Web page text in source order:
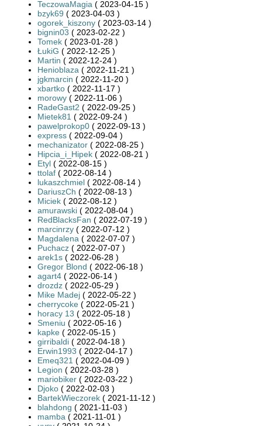
TeczowaMagia ( 2023-04-15 )
bzyk69 ( 2023-04-03 )
ogorek_kiszony ( 2023-03-14 )
bignin03 ( 2023-02-22 )
Tomek ( 2023-01-28 )
ŁukiG ( 2022-12-25 )
Martin ( 2022-12-24 )
Henioblaza ( 2022-11-21 )
jgkmarcin ( 2022-11-20 )
xbartko ( 2022-11-17 )
morowy ( 2022-11-06 )
RadeGast2 ( 2022-09-25 )
Mietek81 ( 2022-09-24 )
pawelprokop0 ( 2022-09-13 )
express ( 2022-09-04 )
mechanizator ( 2022-08-25 )
Hipcia_i_Hipek ( 2022-08-21 )
Etyl ( 2022-08-15 )
ttolaf ( 2022-08-14 )
lukaszchmiel ( 2022-08-14 )
DariuszCh ( 2022-08-13 )
Miciek ( 2022-08-12 )
amurawski ( 2022-08-04 )
RedBlacksFan ( 2022-07-19 )
marcinrzy ( 2022-07-12 )
Magdalena ( 2022-07-07 )
Puchacz ( 2022-07-07 )
arek1s ( 2022-06-28 )
Gregor Blond ( 2022-06-18 )
agart4 ( 2022-06-14 )
drozdz ( 2022-05-29 )
Mike Madej ( 2022-05-22 )
cherrycoke ( 2022-05-21 )
horacy 13 ( 2022-05-18 )
Smeniu ( 2022-05-16 )
kapke ( 2022-05-15 )
girribaldi ( 2022-04-18 )
Erwin1993 ( 2022-04-17 )
Emeq321 ( 2022-04-09 )
Legion ( 2022-03-28 )
mariobiker ( 2022-03-22 )
Djoko ( 2022-02-03 )
BartekWieczorek ( 2021-11-12 )
blahdong ( 2021-11-03 )
mamba ( 2021-11-01 )